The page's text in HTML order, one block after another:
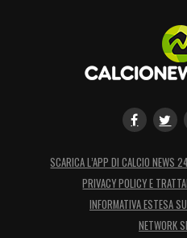
SCARICA L’APP DI CALCIO NEWS
PRIVACY POLICY E
INFORMATIVA ESTESA
NETWORK